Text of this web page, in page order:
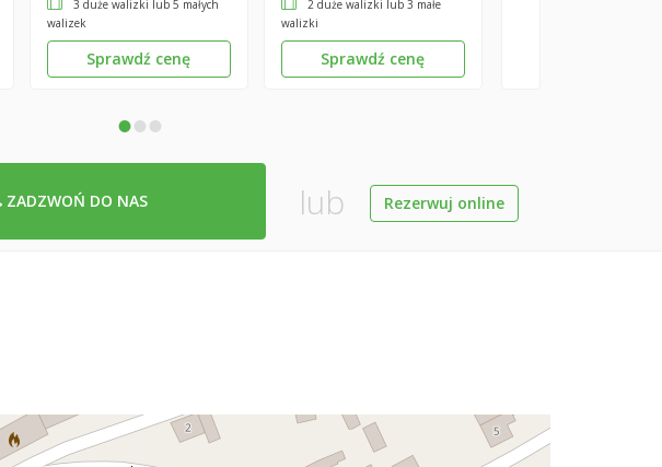
3 duże walizki lub 5 małych
walizek
Sprawdź cenę
2 duże walizki lub 3 małe
walizki
Sprawdź cenę
•••
ZADZWOŃ DO NAS lub Rezerwuj online